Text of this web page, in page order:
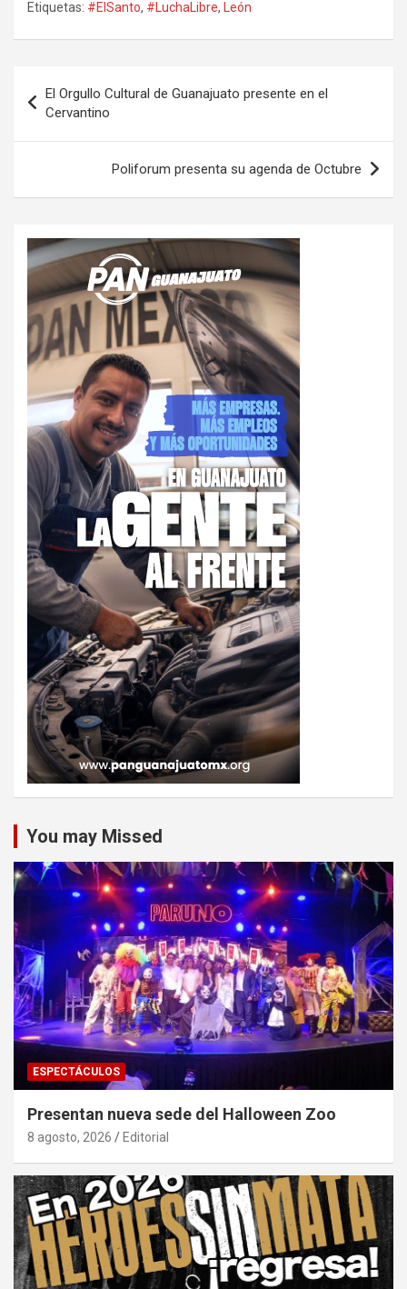
Etiquetas: #ElSanto, #LuchaLibre, León
de
entradas
El Orgullo Cultural de Guanajuato presente en el
Cervantino
Poliforum presenta su agenda de Octubre
You may Missed
ESPECTÁCULOS
Presentan nueva sede del Halloween Zoo
8 agosto, 2026 Editorial